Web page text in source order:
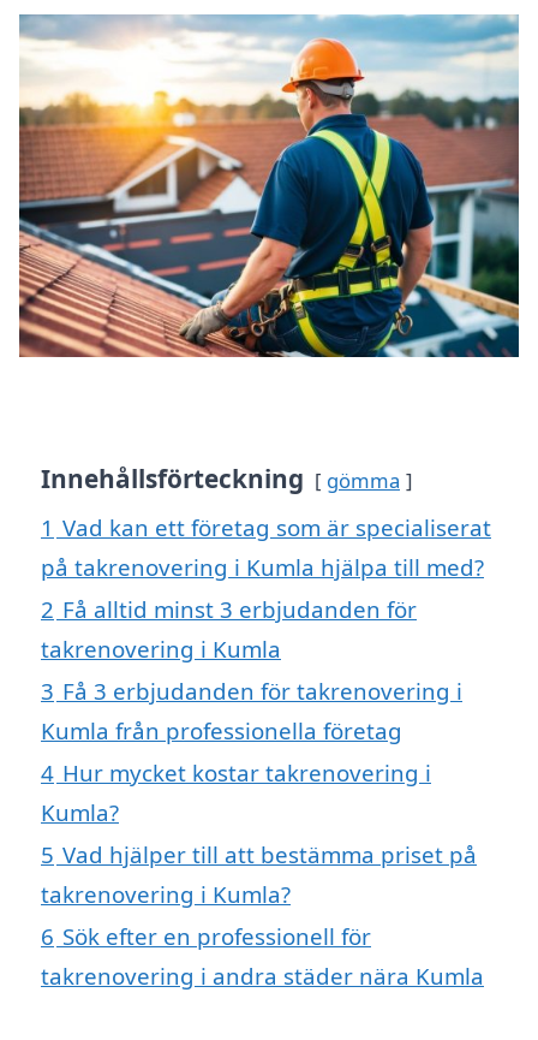
Innehållsförteckning gömma
1 Vad kan ett företag som är specialiserat
på takrenovering i Kumla hjälpa till med?
2 Få alltid minst 3 erbjudanden för
takrenovering i Kumla
3 Få 3 erbjudanden för takrenovering i
Kumla från professionella företag
4 Hur mycket kostar takrenovering i
Kumla?
5 Vad hjälper till att bestämma priset på
takrenovering i Kumla?
6 Sök efter en professionell för
takrenovering i andra städer nära Kumla